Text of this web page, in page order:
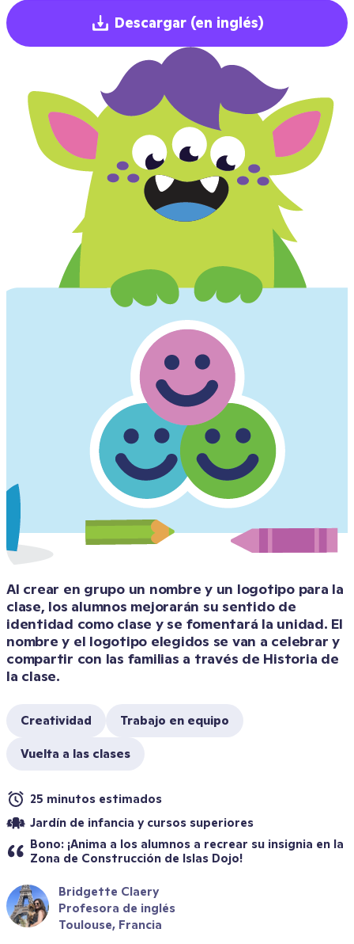
Descargar (en inglés)
Al crear en grupo un nombre y un logotipo para la
clase, los alumnos mejorarán su sentido de
identidad como clase y se fomentará la unidad. El
nombre y el logotipo elegidos se van a celebrar y
compartir con las familias a través de Historia de
la clase.
Creatividad Trabajo en equipo
Vuelta a las clases
25 minutos estimados
Jardín de infancia y cursos superiores
Bono: ¡Anima a los alumnos a recrear su insignia en la
Zona de Construcción de Islas Dojo!
Bridgette Claery
Profesora de inglés
Toulouse, Francia